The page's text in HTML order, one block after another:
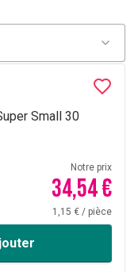
les femmes (Tena
), pour les soins de la
culottes (
Small 30
Notre prix
34,54 €
1,15 € / pièce